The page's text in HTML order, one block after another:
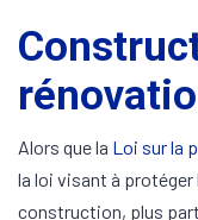
Alors que la Loi sur la
la loi visant à
construction, plus